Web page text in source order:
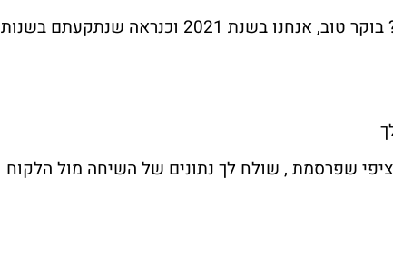
? בוקר טוב, אנחנו בשנת 2021 וכנראה שנתקעתם בשנות
שפרסמת , שולח לך נתונים של השיחה מול הלקוח